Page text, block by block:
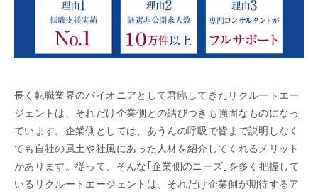
長く転職業界のパイオニアとして君臨してきたリクルートエー
ジェントは、それだけ企業側との結びつきも強固なものになっ
ています。企業側としては、あうんの呼吸で皆まで説明しなく
ても自社の風土や社風にあった人材を紹介してくれるメリット
があります。従って、そんな｢企業側のニーズ｣を多く把握して
いるリクルートエージェントは、それだけ企業側が期待するア